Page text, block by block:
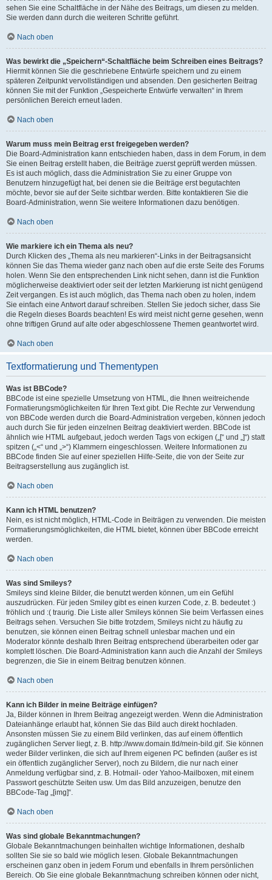
sehen Sie eine Schaltfläche in der Nähe des Beitrags, um diesen zu melden.
Sie werden dann durch die weiteren Schritte geführt.
Nach oben
Was bewirkt die „Speichern“-Schaltfläche beim Schreiben eines Beitrags?
Hiermit können Sie die geschriebene Entwürfe speichern und zu einem
späteren Zeitpunkt vervollständigen und absenden. Den gesicherten Beitrag
können Sie mit der Funktion „Gespeicherte Entwürfe verwalten“ in Ihrem
persönlichen Bereich erneut laden.
Nach oben
Warum muss mein Beitrag erst freigegeben werden?
Die Board-Administration kann entschieden haben, dass in dem Forum, in dem
Sie einen Beitrag erstellt haben, die Beiträge zuerst geprüft werden müssen.
Es ist auch möglich, dass die Administration Sie zu einer Gruppe von
Benutzern hinzugefügt hat, bei denen sie die Beiträge erst begutachten
möchte, bevor sie auf der Seite sichtbar werden. Bitte kontaktieren Sie die
Board-Administration, wenn Sie weitere Informationen dazu benötigen.
Nach oben
Wie markiere ich ein Thema als neu?
Durch Klicken des „Thema als neu markieren“-Links in der Beitragsansicht
können Sie das Thema wieder ganz nach oben auf die erste Seite des Forums
holen. Wenn Sie den entsprechenden Link nicht sehen, dann ist die Funktion
möglicherweise deaktiviert oder seit der letzten Markierung ist nicht genügend
Zeit vergangen. Es ist auch möglich, das Thema nach oben zu holen, indem
Sie einfach eine Antwort darauf schreiben. Stellen Sie jedoch sicher, dass Sie
die Regeln dieses Boards beachten! Es wird meist nicht gerne gesehen, wenn
ohne triftigen Grund auf alte oder abgeschlossene Themen geantwortet wird.
Nach oben
Textformatierung und Thementypen
Was ist BBCode?
BBCode ist eine spezielle Umsetzung von HTML, die Ihnen weitreichende
Formatierungsmöglichkeiten für Ihren Text gibt. Die Rechte zur Verwendung
von BBCode werden durch die Board-Administration vergeben, können jedoch
auch durch Sie für jeden einzelnen Beitrag deaktiviert werden. BBCode ist
ähnlich wie HTML aufgebaut, jedoch werden Tags von eckigen („[“ und „]“) statt
spitzen („<“ und „>“) Klammern eingeschlossen. Weitere Informationen zu
BBCode finden Sie auf einer speziellen Hilfe-Seite, die von der Seite zur
Beitragserstellung aus zugänglich ist.
Nach oben
Kann ich HTML benutzen?
Nein, es ist nicht möglich, HTML-Code in Beiträgen zu verwenden. Die meisten
Formatierungsmöglichkeiten, die HTML bietet, können über BBCode erreicht
werden.
Nach oben
Was sind Smileys?
Smileys sind kleine Bilder, die benutzt werden können, um ein Gefühl
auszudrücken. Für jeden Smiley gibt es einen kurzen Code, z. B. bedeutet :)
fröhlich und :( traurig. Die Liste aller Smileys können Sie beim Verfassen eines
Beitrags sehen. Versuchen Sie bitte trotzdem, Smileys nicht zu häufig zu
benutzen, sie können einen Beitrag schnell unlesbar machen und ein
Moderator könnte deshalb Ihren Beitrag entsprechend überarbeiten oder gar
komplett löschen. Die Board-Administration kann auch die Anzahl der Smileys
begrenzen, die Sie in einem Beitrag benutzen können.
Nach oben
Kann ich Bilder in meine Beiträge einfügen?
Ja, Bilder können in Ihrem Beitrag angezeigt werden. Wenn die Administration
Dateianhänge erlaubt hat, können Sie das Bild auch direkt hochladen.
Ansonsten müssen Sie zu einem Bild verlinken, das auf einem öffentlich
zugänglichen Server liegt, z. B. http://www.domain.tld/mein-bild.gif. Sie können
weder Bilder verlinken, die sich auf Ihrem eigenen PC befinden (außer es ist
ein öffentlich zugänglicher Server), noch zu Bildern, die nur nach einer
Anmeldung verfügbar sind, z. B. Hotmail- oder Yahoo-Mailboxen, mit einem
Passwort geschützte Seiten usw. Um das Bild anzuzeigen, benutze den
BBCode-Tag „[img]“.
Nach oben
Was sind globale Bekanntmachungen?
Globale Bekanntmachungen beinhalten wichtige Informationen, deshalb
sollten Sie sie so bald wie möglich lesen. Globale Bekanntmachungen
erscheinen ganz oben in jedem Forum und ebenfalls in Ihrem persönlichen
Bereich. Ob Sie eine globale Bekanntmachung schreiben können oder nicht,